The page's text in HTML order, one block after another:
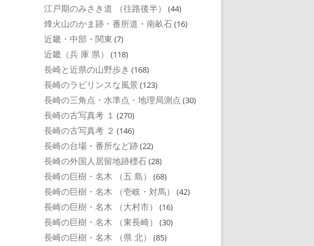
江戸期のみさき道 （往路後半） (44)
烽火山のかま跡・番所道・南畝石(16)
近畿・中部・関東 (7)
近畿（兵 庫 県） (118)
長崎と近県の山野歩き (168)
長崎のラビリンスな風景 (123)
長崎の三角点・水準点・地理局測点 (30)
長崎の古写真考 １ (270)
長崎の古写真考 ２ (146)
長崎の台場・番所など跡(22)
長崎の外国人居留地跡標石(28)
長崎の巨樹・名木 （五 島） (68)
長崎の巨樹・名木 （壱岐・対馬） (42)
長崎の巨樹・名木 （大村市） (16)
長崎の巨樹・名木 （東長崎） (30)
長崎の巨樹・名木 （県 北） (85)